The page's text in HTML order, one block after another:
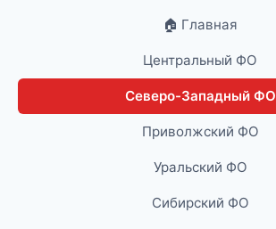
🏠 Главная
Центральный ФО
Северо-Западный ФО
Приволжский ФО
Уральский ФО
Сибирский ФО